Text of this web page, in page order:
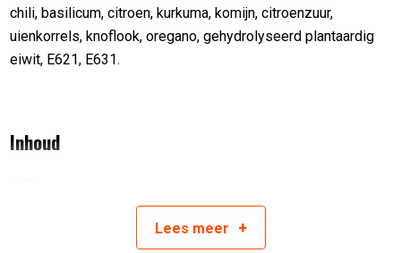
chili, basilicum, citroen, kurkuma, komijn, citroenzuur,
uienkorrels, knoflook, oregano, gehydrolyseerd plantaardig
eiwit, E621, E631.
Inhoud
5026950027497
Lees meer +